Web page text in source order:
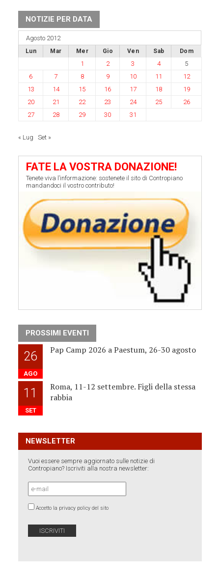
NOTIZIE PER DATA
Agosto 2012
Lun Mar Mer Gio Ven Sab Dom
1 2 3 4
5
6
7 8 9 10 11
12
13
14 15 16 17 18
19
20
21 22 23 24 25
26
27
28 29 30 31
« Lug Set »
FATE LA VOSTRA DONAZIONE!
Tenete viva l’informazione: sostenete il sito di Contropiano
mandandoci il vostro contributo!
PROSSIMI EVENTI
26
AGO
Pap Camp 2026 a Paestum, 26-30 agosto
11
SET
Roma, 11-12 settembre. Figli della stessa
rabbia
NEWSLETTER
Vuoi essere sempre aggiornato sulle notizie di
Contropiano? Iscriviti alla nostra newsletter:
Accetto la privacy policy del sito